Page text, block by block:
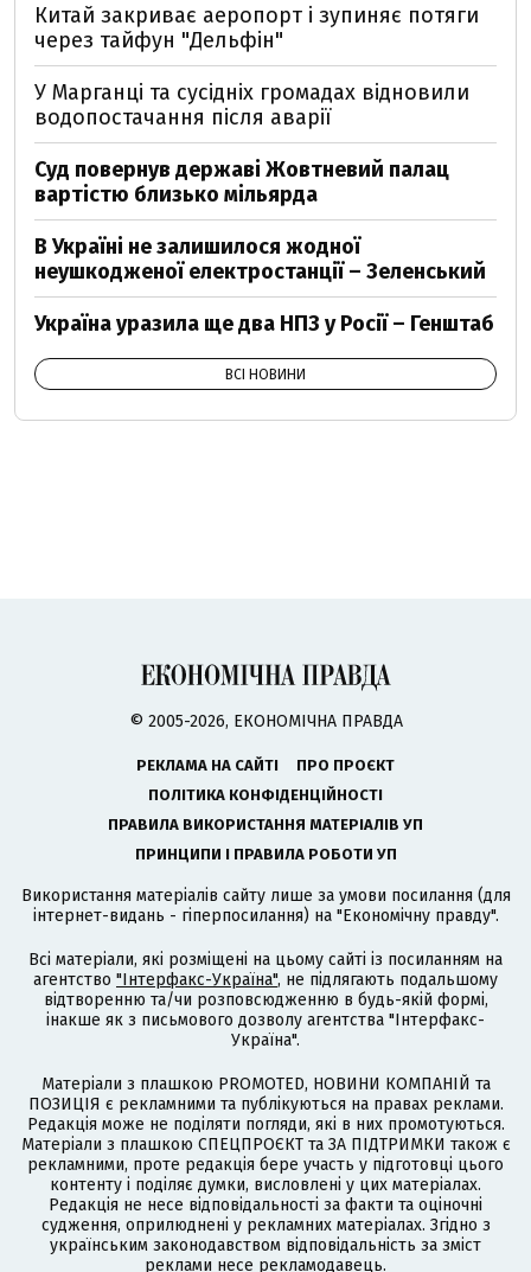
Китай закриває аеропорт і зупиняє потяги
через тайфун "Дельфін"
У Марганці та сусідніх громадах відновили
водопостачання після аварії
Суд повернув державі Жовтневий палац
вартістю близько мільярда
В Україні не залишилося жодної
неушкодженої електростанції – Зеленський
Україна уразила ще два НПЗ у Росії – Генштаб
ВСІ НОВИНИ
© 2005-2026, ЕКОНОМІЧНА ПРАВДА
РЕКЛАМА НА САЙТІ
ПРО ПРОЄКТ
ПОЛІТИКА КОНФІДЕНЦІЙНОСТІ
ПРАВИЛА ВИКОРИСТАННЯ МАТЕРІАЛІВ УП
ПРИНЦИПИ І ПРАВИЛА РОБОТИ УП
Використання матеріалів сайту лише за умови посилання (для
інтернет-видань - гіперпосилання) на "Економічну правду".
Всі матеріали, які розміщені на цьому сайті із посиланням на
агентство "Інтерфакс-Україна", не підлягають подальшому
відтворенню та/чи розповсюдженню в будь-якій формі,
інакше як з письмового дозволу агентства "Інтерфакс-
Україна".
Матеріали з плашкою PROMOTED, НОВИНИ КОМПАНІЙ та
ПОЗИЦІЯ є рекламними та публікуються на правах реклами.
Редакція може не поділяти погляди, які в них промотуються.
Матеріали з плашкою СПЕЦПРОЄКТ та ЗА ПІДТРИМКИ також є
рекламними, проте редакція бере участь у підготовці цього
контенту і поділяє думки, висловлені у цих матеріалах.
Редакція не несе відповідальності за факти та оціночні
судження, оприлюднені у рекламних матеріалах. Згідно з
українським законодавством відповідальність за зміст
реклами несе рекламодавець.